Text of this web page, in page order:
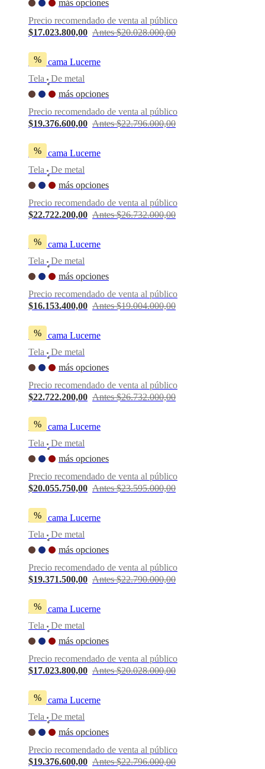
ValoresResponsabilidad
corporativaLa
prensa Artesanía
calidadConoce
nuestros
diseñadoresPersonalizaciónCarreraStandards
accesibilidadHazte
franquiciadoProfessionals
Program Projects Articles
más opciones
Precio recomendado de venta al público
$17.023.800,00 Antes $20.028.000,00
%
Sofá cama Lucerne
Tela
•
De metal
más opciones
Precio recomendado de venta al público
$19.376.600,00 Antes $22.796.000,00
%
Sofá cama Lucerne
Tela
•
De metal
más opciones
Precio recomendado de venta al público
$22.722.200,00 Antes $26.732.000,00
%
Sofá cama Lucerne
Tela
•
De metal
más opciones
Precio recomendado de venta al público
$16.153.400,00 Antes $19.004.000,00
%
Sofá cama Lucerne
Tela
•
De metal
más opciones
Precio recomendado de venta al público
$22.722.200,00 Antes $26.732.000,00
%
Sofá cama Lucerne
Tela
•
De metal
más opciones
Precio recomendado de venta al público
$20.055.750,00 Antes $23.595.000,00
%
Sofá cama Lucerne
Tela
•
De metal
más opciones
Precio recomendado de venta al público
$19.371.500,00 Antes $22.790.000,00
%
Sofá cama Lucerne
Tela
•
De metal
más opciones
Precio recomendado de venta al público
$17.023.800,00 Antes $20.028.000,00
%
Sofá cama Lucerne
Tela
•
De metal
más opciones
Precio recomendado de venta al público
$19.376.600,00 Antes $22.796.000,00